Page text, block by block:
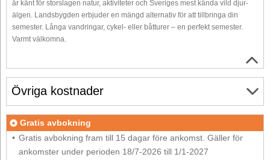
är känt för storslagen natur, aktiviteter och Sveriges mest kända vild djur-
älgen. Landsbygden erbjuder en mängd alternativ för att tillbringa din
semester. Långa vandringar, cykel- eller båtturer – en perfekt semester.
Varmt välkomna.
Övriga kostnader
Gratis avbokning
Gratis avbokning fram till 15 dagar före ankomst. Gäller för
ankomster under perioden 18/7-2026 till 1/1-2027